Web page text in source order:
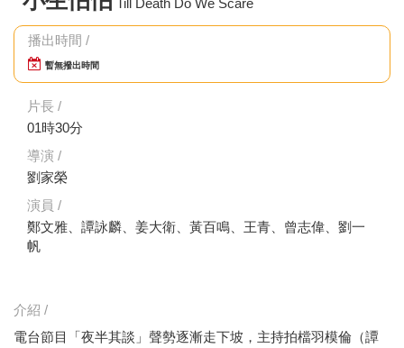
Till Death Do We Scare
播出時間 /
暫無撥出時間
片長 /
01時30分
導演 /
劉家榮
演員 /
鄭文雅、譚詠麟、姜大衛、黃百鳴、王青、曾志偉、劉一
帆
介紹 /
電台節目「夜半其談」聲勢逐漸走下坡，主持拍檔羽模倫（譚